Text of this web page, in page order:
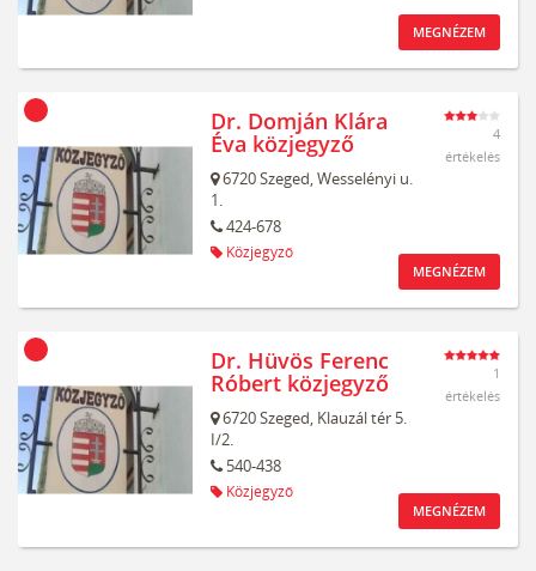
MEGNÉZEM
Dr. Domján Klára
Éva közjegyző
6720Szeged,Wesselényi u.
1.
424-678
Közjegyző
4
értékelés
MEGNÉZEM
Dr. Hüvös Ferenc
Róbert közjegyző
6720Szeged, Klauzál tér 5.
I/2.
540-438
Közjegyző
1
értékelés
MEGNÉZEM